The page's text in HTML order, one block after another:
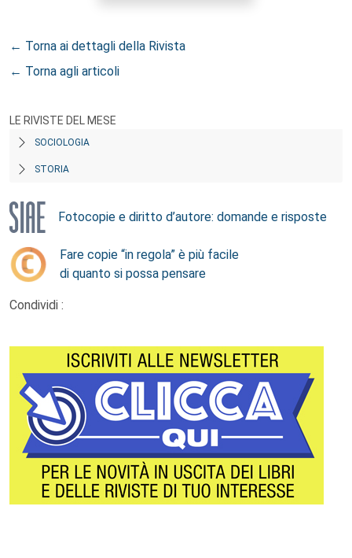
← Torna ai dettagli della Rivista
← Torna agli articoli
LE RIVISTE DEL MESE
SOCIOLOGIA
STORIA
Fotocopie e diritto d’autore: domande e risposte
Fare copie “in regola” è più facile
di quanto si possa pensare
Condividi :